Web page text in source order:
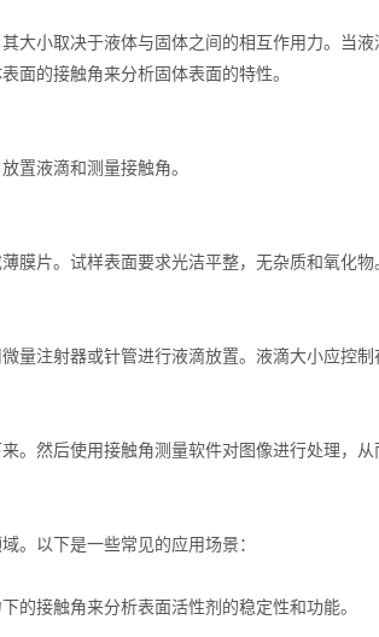
小取决于液体与固体之间的相互作用力。当液
面的接触角来分析固体表面的特性。
置液滴和测量接触角。
片。试样表面要求光洁平整，无杂质和氧化物
注射器或针管进行液滴放置。液滴大小应控制
然后使用接触角测量软件对图像进行处理，从
以下是一些常见的应用场景：
接触角来分析表面活性剂的稳定性和功能。